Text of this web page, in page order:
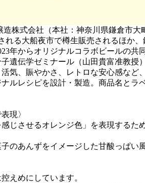
株式会社（本社：神奈川県鎌倉市
る大船夜市で樽生販売されるほか
年からオリジナルコラボビールの共
遺伝学ゼミナール（山田貴富准教
気、賑やかさ、レトロな安心感な
ルレシピを設計・製造。商品名とラ
現〉
じさせるオレンジ色」を表現する
のあんずをイメージした甘酸っぱ
えめにしています。